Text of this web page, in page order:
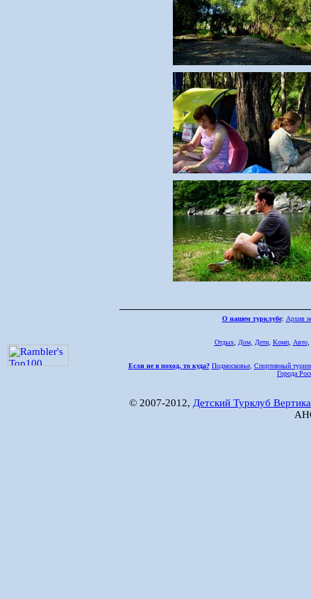
О нашем турклубе: Архив
Отдых, Дом, Дети, Комп, Авто,
Если не в поход, то куда? Подмосковье, Спортивный
Города
© 2007-2012, Детский Турклуб